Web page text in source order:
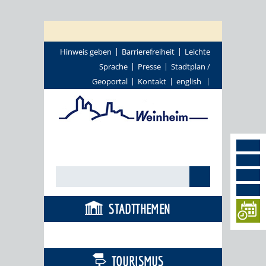
Hinweis geben Barrierefreiheit
Leichte
Sprache
Presse
Stadtplan /
Geoportal
Kontakt english
STADTTHEMEN
TOURISMUS